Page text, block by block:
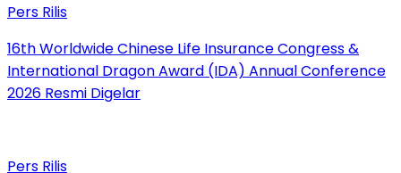
Pers Rilis
16th Worldwide Chinese Life Insurance Congress &
International Dragon Award (IDA) Annual Conference
2026 Resmi Digelar
Pers Rilis